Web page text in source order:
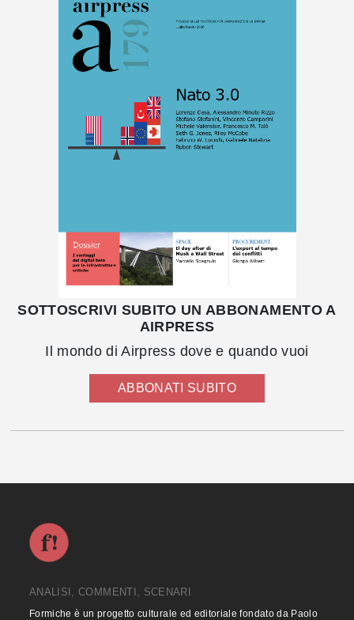
SOTTOSCRIVI SUBITO UN ABBONAMENTO A
AIRPRESS
Il mondo di Airpress dove e quando vuoi
ABBONATI SUBITO
ANALISI, COMMENTI, SCENARI
Formiche è un progetto culturale ed editoriale fondato da Paolo